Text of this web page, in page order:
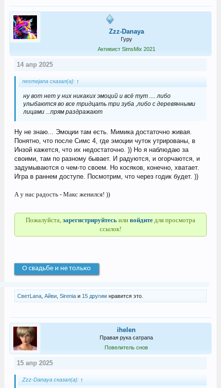
Zzz-Danaya
Гуру
Активист SimsMix 2021
14 апр 2025
nesmejana сказал(а): ↑
ну вот нет у них никаких эмоций и всё тут .... либо
улыбаются во все тридцать три зуба ,либо с деревянными
лицами ...прям раздражают
Ну не знаю... Эмоции там есть. Мимика достаточно живая.
Понятно, что после Симс 4, где эмоции чуток утрированы, в
Инзой кажется, что их недостаточно. )) Но я наблюдаю за
своими, там по разному бывает. И радуются, и огорчаются, и
задумываются о чем-то своем. Но косяков, конечно, хватает.
Игра в раннем доступе. Посмотрим, что через годик будет. ))
А у нас радость - Макс женился! ))
Пожалуйста, зарегистрируйтесь или войдите для просмотра
ссылок!
О свадьбе и не только
СветLana, Айви, Sireniaи 15 другим нравится это.
ihelen
Правая рука сатрапа
Повелитель снов
15 апр 2025
Zzz-Danaya сказал(а): ↑